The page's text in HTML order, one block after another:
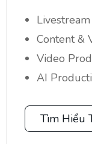
Content &
Video
AI
Tìm Hiểu